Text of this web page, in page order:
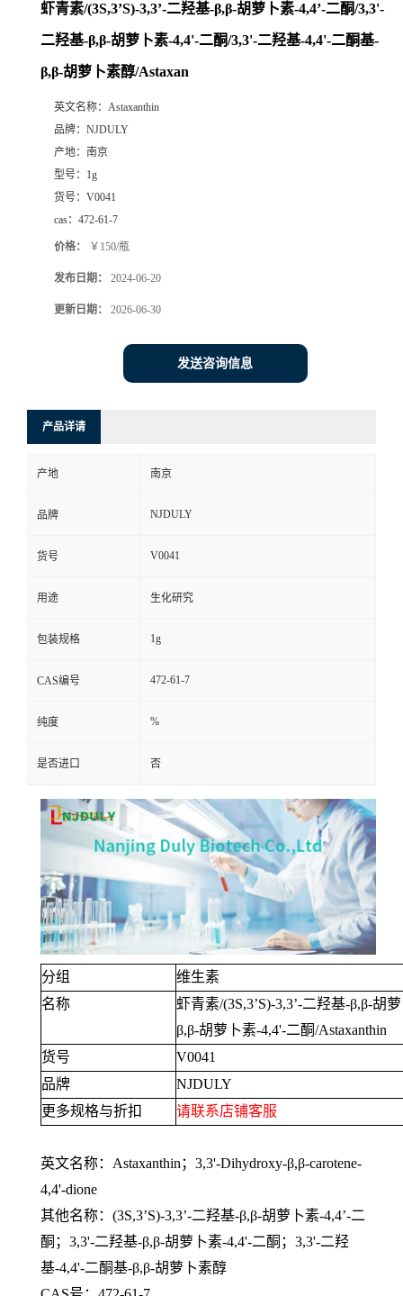
虾青素/(3S,3’S)-3,3’-二羟基-β,β-胡萝卜素-4,4’-二酮/3,3'-
二羟基-β,β-胡萝卜素-4,4'-二酮/3,3'-二羟基-4,4'-二酮基-
β,β-胡萝卜素醇/Astaxan
英文名称： Astaxanthin
品牌： NJDULY
产地： 南京
型号： 1g
货号： V0041
cas： 472-61-7
价格： ￥150/瓶
发布日期： 2024-06-20
更新日期： 2026-06-30
发送咨询信息
产品详请
产地 南京
品牌 NJDULY
货号 V0041
用途 生化研究
包装规格 1g
CAS编号 472-61-7
纯度 %
是否进口 否
分组
维生素
名称
虾青素/(3S,3’S)-3,3’-二羟基-β,β-胡
β,β-胡萝卜素-4,4'-二酮/Astaxanthin
货号
V0041
品牌
NJDULY
更多规格与折扣
请联系店铺客服
英文名称： Astaxanthin ； 3,3'-Dihydroxy-β,β-carotene-
4,4'-dione
其他名称： (3S,3’S)-3,3’-二羟基-β,β-胡萝卜素-4,4’-二
酮； 3,3'-二羟基-β,β-胡萝卜素-4,4'-二酮； 3,3'-二羟
基-4,4'-二酮基-β,β-胡萝卜素醇